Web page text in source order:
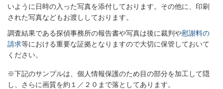
いように日時の入った写真を添付しております。その他に、印刷
された写真などもお渡ししております。
調査結果である探偵事務所の報告書や写真は後に裁判や慰謝料の
請求等における重要な証拠となりますので大切に保管しておいて
ください。
※下記のサンプルは、個人情報保護のため目の部分を加工して隠
し、さらに画質を約１／２０まで落としてあります。